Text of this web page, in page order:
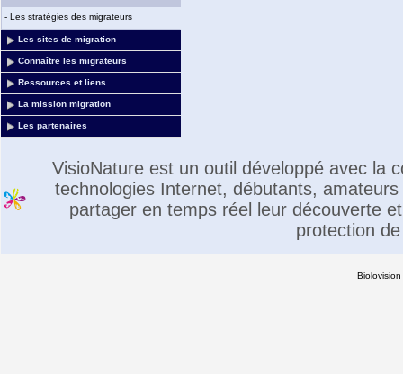
- Les stratégies des migrateurs
Les sites de migration
Connaître les migrateurs
Ressources et liens
La mission migration
Les partenaires
VisioNature est un outil développé avec la
technologies Internet, débutants,
partager en temps réel leur découverte
protection
Biolovision